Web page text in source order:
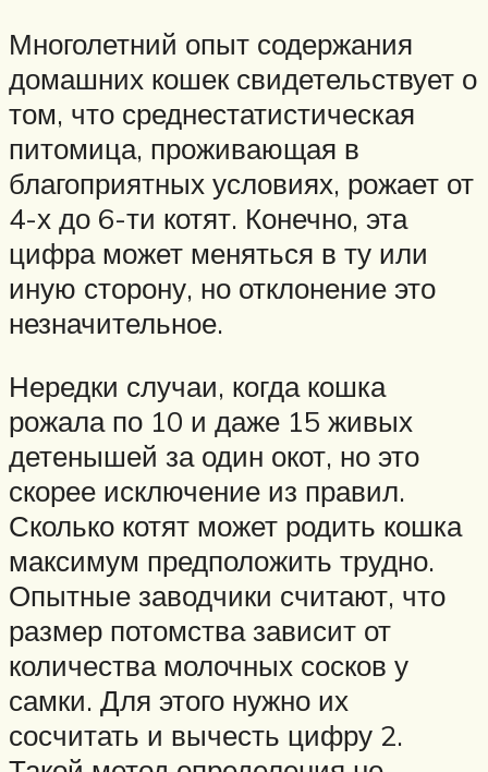
Многолетний опыт содержания
домашних кошек свидетельствует о
том, что среднестатистическая
питомица, проживающая в
благоприятных условиях, рожает от
4-х до 6-ти котят. Конечно, эта
цифра может меняться в ту или
иную сторону, но отклонение это
незначительное.
Нередки случаи, когда кошка
рожала по 10 и даже 15 живых
детенышей за один окот, но это
скорее исключение из правил.
Сколько котят может родить кошка
максимум предположить трудно.
Опытные заводчики считают, что
размер потомства зависит от
количества молочных сосков у
самки. Для этого нужно их
сосчитать и вычесть цифру 2.